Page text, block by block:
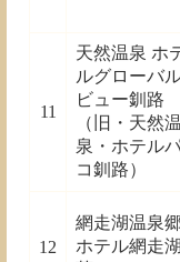
11
天然温泉 ホ
ルグローバ
ビュー釧路
（旧・天然温
泉・ホテル
コ釧路）
12
網走湖温泉
ホテル網走湖